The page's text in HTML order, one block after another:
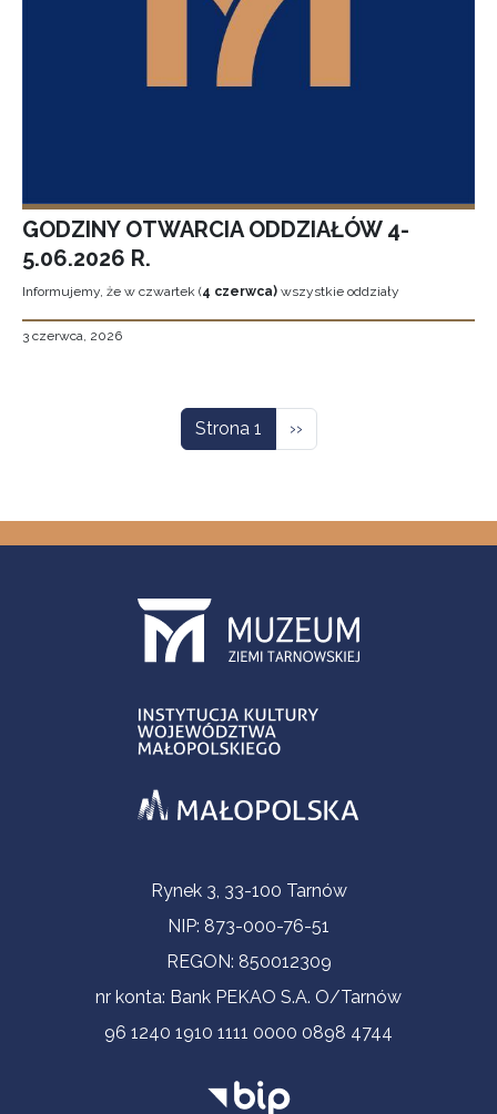
GODZINY OTWARCIA ODDZIAŁÓW 4-
5.06.2026 R.
Informujemy, że w czwartek (4 czerwca) wszystkie oddziały
3 czerwca, 2026
Strona 1 Następna strona
››
Informacje kontaktoweRynek 3, 33-100 Tarnów
NIP: 873-000-76-51
REGON: 850012309
nr konta: Bank PEKAO S.A. O/Tarnów
96 1240 1910 1111 0000 0898 4744